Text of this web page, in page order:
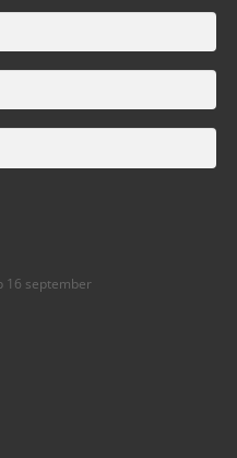
16 september